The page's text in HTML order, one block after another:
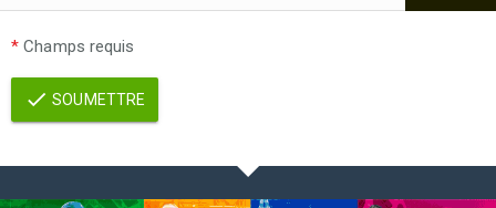
* Champs requis
SOUMETTRE